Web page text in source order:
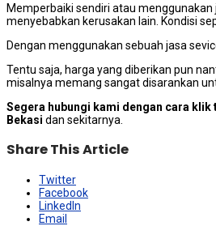
Memperbaiki sendiri atau
menyebabkan kerusakan lain. Kondisi
Dengan menggunakan sebuah jasa
Tentu saja, harga yang diberikan pun
misalnya memang sangat disarankan
Segera hubungi kami dengan cara klik
Bekasi dan sekitarnya.
Share This Article
Twitter
Facebook
LinkedIn
Email